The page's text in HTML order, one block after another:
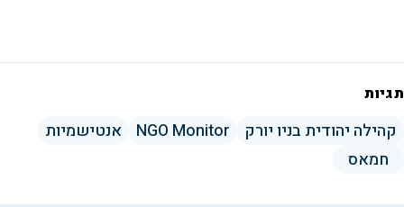
תגיות
קהילה יהודית בניו יורק NGO Monitor
אנטישמיות
חמאס